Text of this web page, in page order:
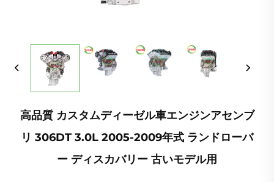
高品質 カスタムディーゼル車エンジンアセンブ
リ 306DT 3.0L 2005-2009年式 ランドローバ
ー ディスカバリー 古いモデル用